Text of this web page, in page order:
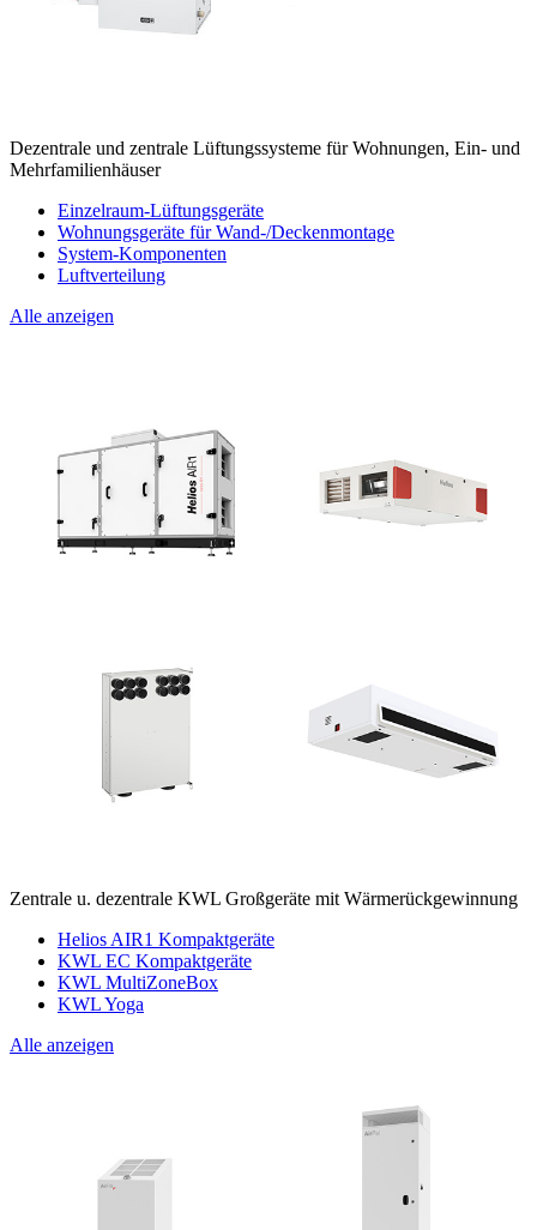
Dezentrale und zentrale Lüftungssysteme für Wohnungen, Ein- und
Mehrfamilienhäuser
Einzelraum-Lüftungsgeräte
Wohnungsgeräte für Wand-/Deckenmontage
System-Komponenten
Luftverteilung
Alle anzeigen
Zentrale u. dezentrale KWL Großgeräte mit Wärmerückgewinnung
Helios AIR1 Kompaktgeräte
KWL EC Kompaktgeräte
KWL MultiZoneBox
KWL Yoga
Alle anzeigen